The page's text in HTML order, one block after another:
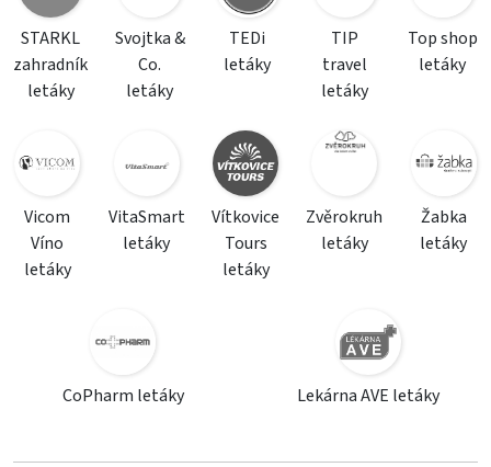
STARKL
zahradník
letáky
Svojtka &
Co.
letáky
TEDi
letáky
TIP
travel
letáky
Top shop
letáky
Vicom
Víno
letáky
VitaSmart
letáky
Vítkovice
Tours
letáky
Zvěrokruh
letáky
Žabka
letáky
CoPharm letáky Lekárna AVE letáky